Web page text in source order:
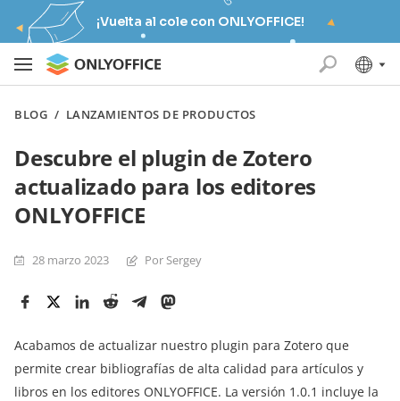
¡Vuelta al cole con ONLYOFFICE!
BLOG / LANZAMIENTOS DE PRODUCTOS
Descubre el plugin de Zotero
actualizado para los editores
ONLYOFFICE
28 marzo 2023 Por Sergey
Acabamos de actualizar nuestro plugin para Zotero que
permite crear bibliografías de alta calidad para artículos y
libros en los editores ONLYOFFICE. La versión 1.0.1 incluye la